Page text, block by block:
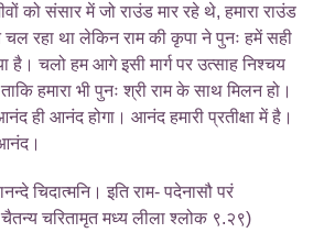
को संसार में जो राउंड मार रहे थे, हमारा राउंड
रहा था लेकिन राम की कृपा ने पुनः हमें सही
है। चलो हम आगे इसी मार्ग पर उत्साह निश्चय
हमारा भी पुनः श्री राम के साथ मिलन हो।
ही आनंद होगा। आनंद हमारी प्रतीक्षा में है।
चिदात्मनि। इति राम- पदेनासौ परं
चैतन्य चरितामृत मध्य लीला श्लोक ९.२९)